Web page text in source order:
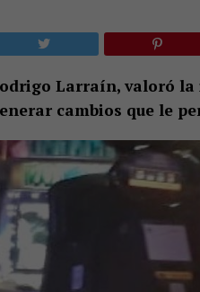
Larraín, valoró
cambios que le